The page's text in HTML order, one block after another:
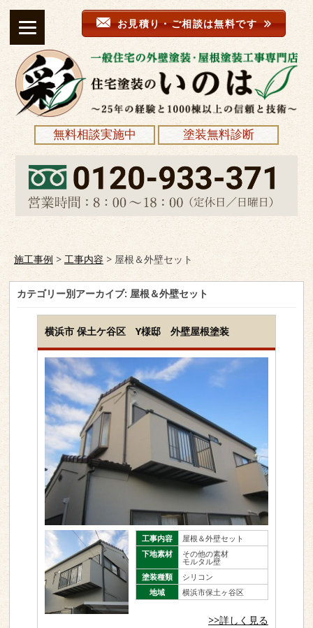
お見積り・ご相談は無料です
無料相談実施中 塗装無料診断
施工事例>工事内容> 屋根＆外壁セット
カテゴリー別アーカイブ: 屋根＆外壁セット
横浜市 保土ケ谷区 Y様邸 外壁屋根塗装
工事内容
屋根＆外壁セット
下地素材
その他の素材
モルタル壁
塗装種類
シリコン
地域
横浜市保土ヶ谷区
>>詳しく見る